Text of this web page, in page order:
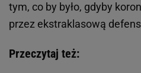
tym, co by było, gdyby
przez ekstraklasową
Przeczytaj też: